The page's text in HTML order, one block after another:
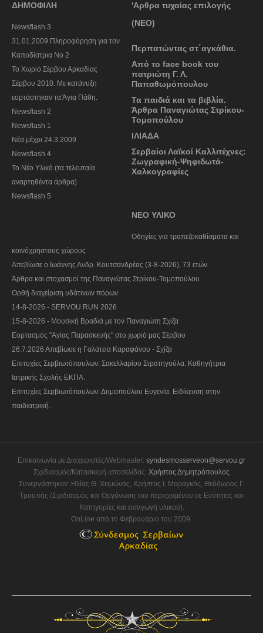
ΔΗΜΟΦΙΛΗ
Newsflash 3
31.01.2009.Πληροφόρηση για τον
Καποδίστρια Νο 2
To Χωριό Σέρβου Αρκαδίας
Σέρβου 2010. Με κατάνυξη
εορτάστηκαν τα Άγια Πάθη.
Newsflash 2
Newsflash 1
Nέα μέχρι 24.3.2009
Newsflash 4
Το Νέο Υλικό (τα τελευταία
αναρτηθέντα άρθρα)
Newsflash 5
'Αρθρα τυχαίας επιλογής
(ΝΕΟ)
Περπατώντας στ΄αγκάθια.
Από το face book του
πατριώτη Γ. Λ.
Παπαθωμόπουλου
Τα παιδιά και τα βιβλία.
Άρθρα Παναγιώτας Στρίκου-
Τομοπούλου
ΙΛΙΑΔΑ
Σερβαίοι Λαϊκοί Καλλιτέχνες:
Ζωγραφική-Ψηφιδωτά-
Χαλκογραφίες
ΝΕΟ ΥΛΙΚΟ
Οδηγίες για τραπεζοκαθίσματα και
κοινόχρηστους χώρους
Απεβίωσε ο Ιωάννης Ανδρ. Κουτσανδρέας (3-8-2026), 73 ετών
Άρθρα και στοχασμοί της Παναγιώτας Στρίκου-Τομοπούλου
Ορθή διαχείριση υδάτινων πόρων
14-8-2026 - SERVOU RUN 2026
15-8-2026 - Μουσική Βραδιά με τον Παναγιώτη Σχίζα
Εορτασμός "Αγίας Παρασκευής" στο χωριό μας Σέρβου
26.7.2026 Απεβίωσε η Γαλάτεια Καραφάνου - Σχίζα
Επιτυχίες Σερβιωτόπουλων. Σακελλαρίου Στρατηγούλα. Καθηγήτρια
Ιατρικής Σχολής ΕΚΠΑ.
Επιτυχίες Σερβιωτόπουλων: Δημοπούλου Ευγενία. Ειδίκευση στην
παιδιατρική.
Επικοινωνία με Διαχειριστές/Webmaster: syndesmosserveon@servou.gr
Σχεδιασμός/Κατασκευή ιστοσελίδας: Χρήστος Δημητρόπουλος
Συνεργάστηκαν: Ηλίας Θ. Χειμώνας, Χρήστος Ι. Μαραγκός, Θεόδωρος Γ.
Τρουπής (Σχεδιασμός και Οργάνωση του περιεχομένου σε Ενότητες και
Κατηγορίες και εισαγωγή υλικού).
OnLine από το Φεβρουάριο του 2009.